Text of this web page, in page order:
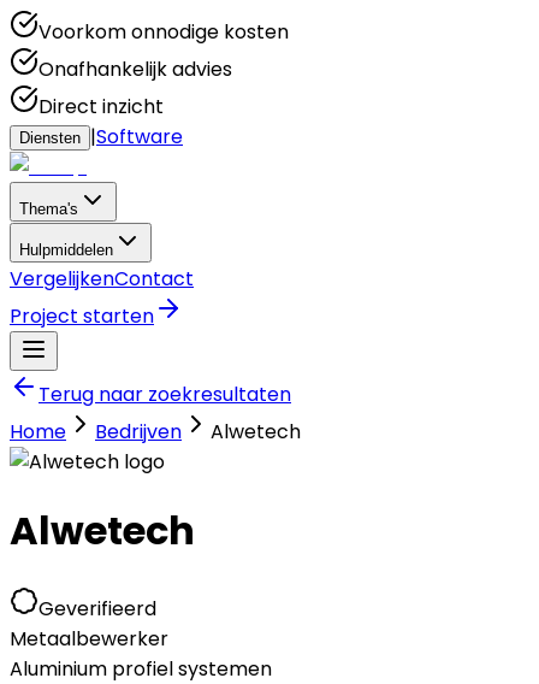
Voorkom onnodige kosten
Onafhankelijk advies
Direct inzicht
Diensten |Software
Thema's
Hulpmiddelen
VergelijkenContact
Project starten
Terug naar zoekresultaten
Home
Bedrijven Alwetech
Alwetech
Geverifieerd
Metaalbewerker
Aluminium profiel systemen